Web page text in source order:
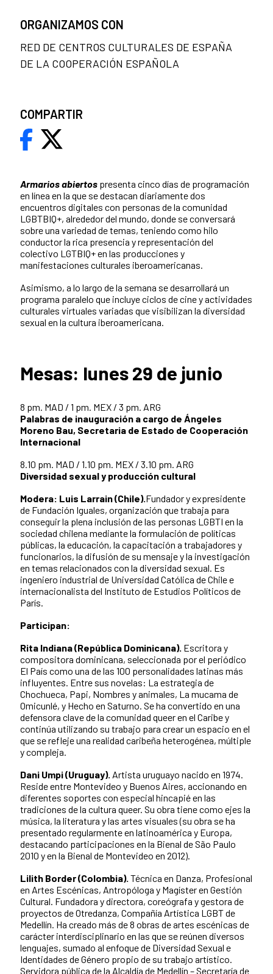
Armarios abiertos presenta cinco días de programación
en línea en la que se destacan diariamente dos
encuentros digitales con personas de la comunidad
LGBTBIQ+, alrededor del mundo, donde se conversará
sobre una variedad de temas, teniendo como hilo
conductor la rica presencia y representación del
colectivo LGTBIQ+ en las producciones y
manifestaciones culturales iberoamericanas.
Asimismo, a lo largo de la semana se desarrollará un
programa paralelo que incluye ciclos de cine y actividades
culturales virtuales variadas que visibilizan la diversidad
sexual en la cultura iberoamericana.
Mesas: lunes 29 de junio
8 pm. MAD / 1 pm. MEX / 3 pm. ARG
Palabras de inauguración a cargo de Ángeles
Moreno Bau, Secretaria de Estado de Cooperación
Internacional
8.10 pm. MAD / 1.10 pm. MEX / 3.10 pm. ARG
Diversidad sexual y producción cultural
Modera: Luis Larrain (Chile). Fundador y expresidente
de Fundación Iguales, organización que trabaja para
conseguir la plena inclusión de las personas LGBTI en la
sociedad chilena mediante la formulación de políticas
públicas, la educación, la capacitación a trabajadores y
funcionarios, la difusión de su mensaje y la investigación
en temas relacionados con la diversidad sexual. Es
ingeniero industrial de Universidad Católica de Chile e
internacionalista del Instituto de Estudios Políticos de
París.
Participan:
Rita Indiana (República Dominicana). Escritora y
compositora dominicana, seleccionada por el periódico
El País como una de las 100 personalidades latinas más
influyentes. Entre sus novelas: La estrategia de
Chochueca, Papi, Nombres y animales, La mucama de
Omicunlé, y Hecho en Saturno. Se ha convertido en una
defensora clave de la comunidad queer en el Caribe y
continúa utilizando su trabajo para crear un espacio en el
que se refleje una realidad caribeña heterogénea, múltiple
y compleja.
Dani Umpi (Uruguay). Artista uruguayo nacido en 1974.
Reside entre Montevideo y Buenos Aires, accionando en
diferentes soportes con especial hincapié en las
tradiciones de la cultura queer. Su obra tiene como ejes la
música, la literatura y las artes visuales (su obra se ha
presentado regularmente en latinoamérica y Europa,
destacando participaciones en la Bienal de São Paulo
2010 y en la Bienal de Montevideo en 2012).
Lilith Border (Colombia). Técnica en Danza, Profesional
en Artes Escénicas, Antropóloga y Magíster en Gestión
Cultural. Fundadora y directora, coreógrafa y gestora de
proyectos de Otredanza, Compañía Artística LGBT de
Medellín. Ha creado más de 8 obras de artes escénicas de
carácter interdisciplinario en las que se reúnen diversos
lenguajes, sumado al enfoque de Diversidad Sexual e
Identidades de Género propio de su trabajo artístico.
Servidora pública de la Alcaldía de Medellín – Secretaría de
ORGANIZAMOS CON
RED DE CENTROS CULTURALES DE ESPAÑA
DE LA COOPERACIÓN ESPAÑOLA
COMPARTIR